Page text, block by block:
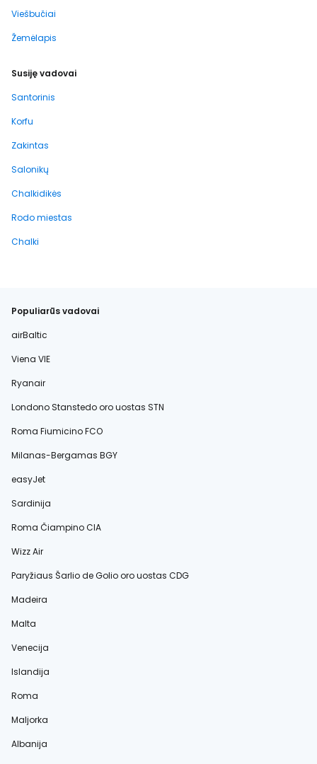
Viešbučiai
Žemėlapis
Susiję vadovai
Santorinis
Korfu
Zakintas
Salonikų
Chalkidikės
Rodo miestas
Chalki
Populiarūs vadovai
airBaltic
Viena VIE
Ryanair
Londono Stanstedo oro uostas STN
Roma Fiumicino FCO
Milanas-Bergamas BGY
easyJet
Sardinija
Roma Čiampino CIA
Wizz Air
Paryžiaus Šarlio de Golio oro uostas CDG
Madeira
Malta
Venecija
Islandija
Roma
Maljorka
Albanija